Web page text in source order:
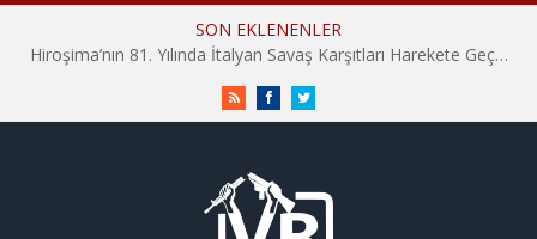
SON EKLENENLER
Hiroşima’nın 81. Yılında İtalyan Savaş Karşıtları Harekete Geçti: “Hatırlamak yeterli değil”
RSS FacebookTwitter